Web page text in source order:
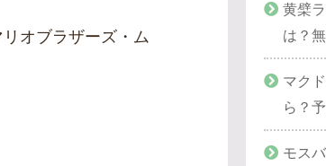
オブラザーズ・ム
黄檗
は？
マク
ら？
モス